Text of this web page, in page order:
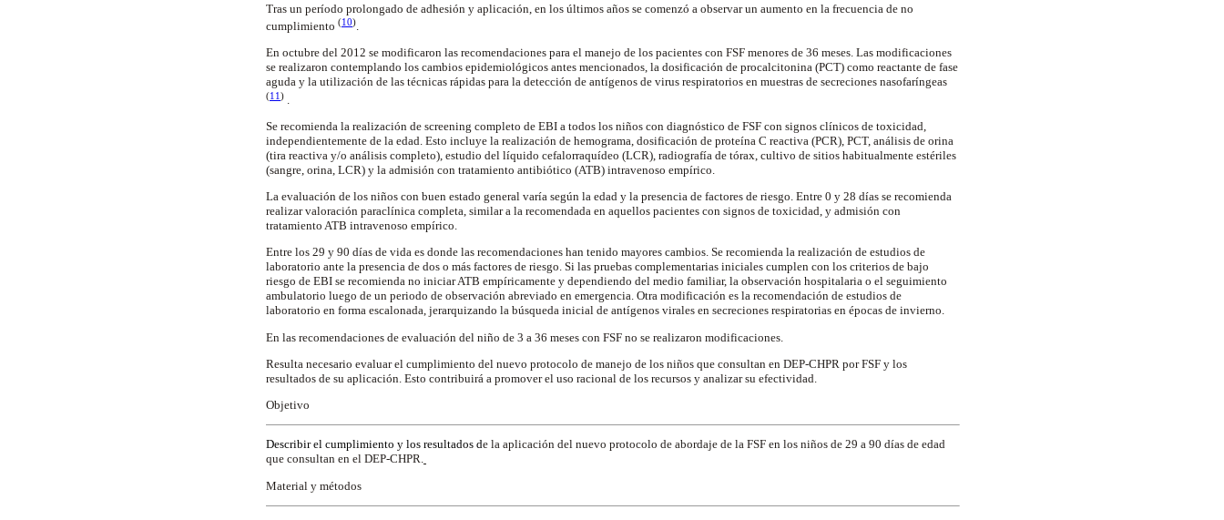
Tras un período prolongado de adhesión y aplicación, en los últimos años se comenzó a observar un aumento en la frecuencia de no
cumplimiento (10).
En octubre del 2012 se modificaron las recomendaciones para el manejo de los pacientes con FSF menores de 36 meses. Las modificaciones
se realizaron contemplando los cambios epidemiológicos antes mencionados, la dosificación de procalcitonina (PCT) como reactante de fase
aguda y la utilización de las técnicas rápidas para la detección de antígenos de virus respiratorios en muestras de secreciones nasofaríngeas
(11)
Se recomienda la realización de screening completo de EBI a todos los niños con diagnóstico de FSF con signos clínicos de toxicidad,
independientemente de la edad. Esto incluye la realización de hemograma, dosificación de proteína C reactiva (PCR), PCT, análisis de orina
(tira reactiva y/o análisis completo), estudio del líquido cefalorraquídeo (LCR), radiografía de tórax, cultivo de sitios habitualmente estériles
(sangre, orina, LCR) y la admisión con tratamiento antibiótico (ATB) intravenoso empírico.
La evaluación de los niños con buen estado general varía según la edad y la presencia de factores de riesgo. Entre 0 y 28 días se recomienda
realizar valoración paraclínica completa, similar a la recomendada en aquellos pacientes con signos de toxicidad, y admisión con
tratamiento ATB intravenoso empírico.
Entre los 29 y 90 días de vida es donde las recomendaciones han tenido mayores cambios. Se recomienda la realización de estudios de
laboratorio ante la presencia de dos o más factores de riesgo. Si las pruebas complementarias iniciales cumplen con los criterios de bajo
riesgo de EBI se recomienda no iniciar ATB empíricamente y dependiendo del medio familiar, la observación hospitalaria o el seguimiento
ambulatorio luego de un periodo de observación abreviado en emergencia. Otra modificación es la recomendación de estudios de
laboratorio en forma escalonada, jerarquizando la búsqueda inicial de antígenos virales en secreciones respiratorias en épocas de invierno.
En las recomendaciones de evaluación del niño de 3 a 36 meses con FSF no se realizaron modificaciones.
Resulta necesario evaluar el cumplimiento del nuevo protocolo de manejo de los niños que consultan en DEP-CHPR por FSF y los
resultados de su aplicación. Esto contribuirá a promover el uso racional de los recursos y analizar su efectividad.
Objetivo
Describir el cumplimiento y los resultados de la aplicación del nuevo protocolo de abordaje de la FSF en los niños de 29 a 90 días de edad
que consultan en el DEP-CHPR.
Material y métodos